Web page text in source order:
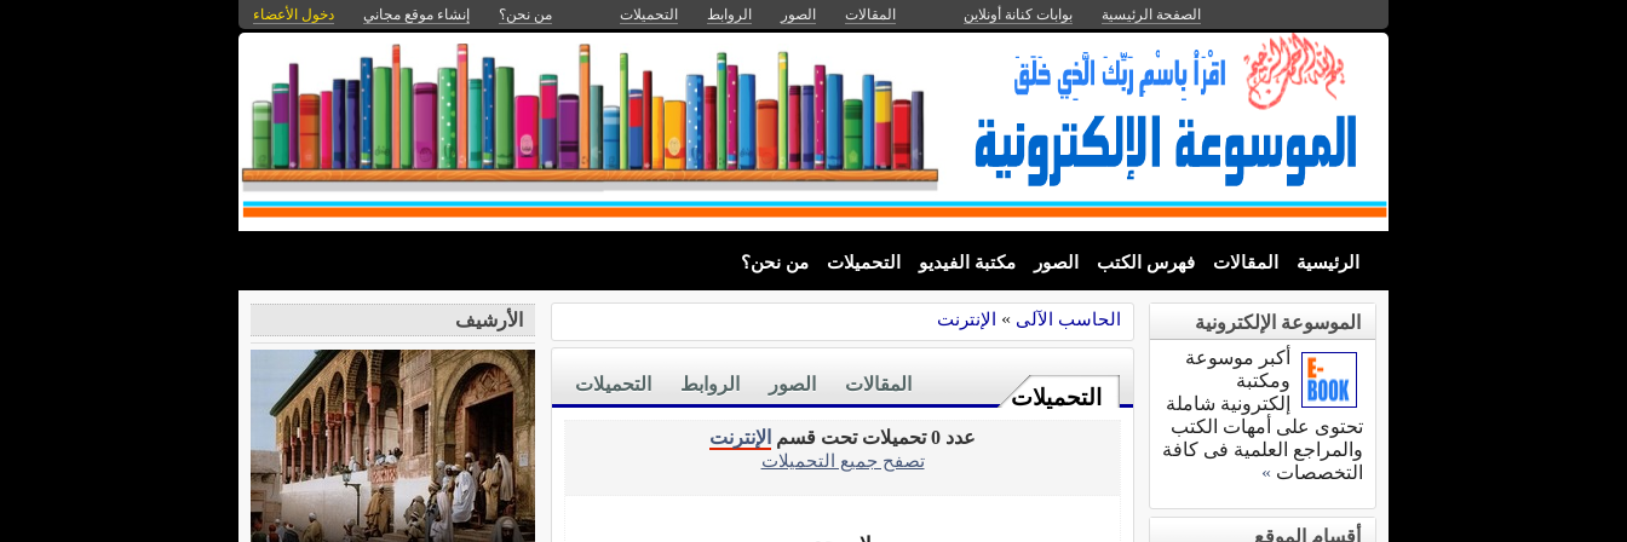
الصفحة الرئيسية بوابات كنانة أونلاين المقالات الصور الروابط التحميلات من نحن؟ إنشاء موقع مجاني دخول الأعضاء
الرئيسية المقالات فهرس الكتب الصور مكتبة الفيديو التحميلات من نحن؟
الحاسب الآلى » الإنترنت
التحميلات
التحميلات الروابط الصور المقالات
عدد 0 تحميلات تحت قسم
الإنترنت
تصفح جميع التحميلات
الموسوعة الإلكترونية
أكبر موسوعة
ومكتبة
إلكترونية شاملة
تحتوى على أمهات الكتب
والمراجع العلمية فى كافة
التخصصات »
أقسام الموقع
الأرشيف